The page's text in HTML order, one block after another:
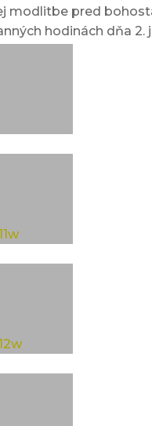
modlitbe pred
hodinách dňa 2.